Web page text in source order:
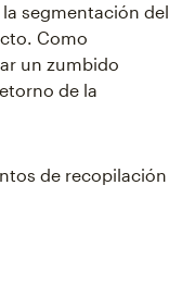
la segmentación del
Como
un zumbido
de la
de recopilación